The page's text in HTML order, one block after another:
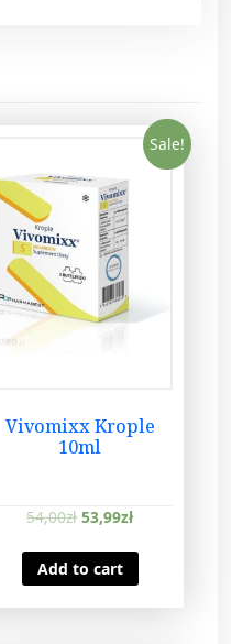
Sale!
Vivomixx Krople
10ml
54,00zł 53,99zł
Add to cart